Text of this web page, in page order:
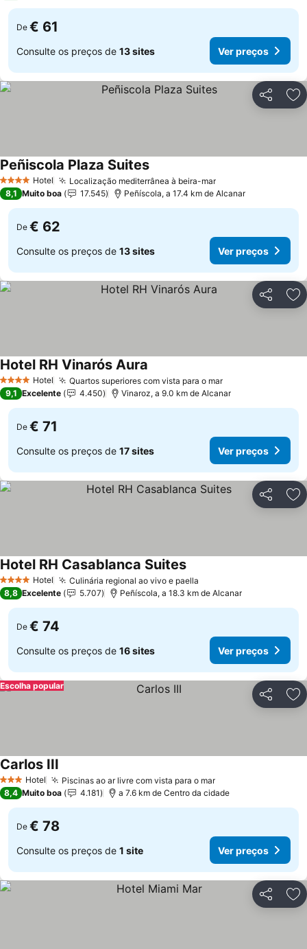
De € 61
Consulte os preços de 13 sites Ver preços
Partilhar
4 EstrelasHotel Localização mediterrânea à beira-mar
Peñiscola Plaza Suites
8,1 Muito boa 17.545 Peñíscola, a 17.4 km de Alcanar
De € 62
Consulte os preços de 13 sites Ver preços
Partilhar
4 EstrelasHotel Quartos superiores com vista para o mar
Hotel RH Vinarós Aura
9,1 Excelente 4.450 Vinaroz, a 9.0 km de Alcanar
De € 71
Consulte os preços de 17 sites Ver preços
Partilhar
4 EstrelasHotel Culinária regional ao vivo e paella
Hotel RH Casablanca Suites
8,8 Excelente 5.707 Peñíscola, a 18.3 km de Alcanar
De € 74
Consulte os preços de 16 sites Ver preços
Partilhar
Escolha popular
3 EstrelasHotel Piscinas ao ar livre com vista para o mar
Carlos III
8,4 Muito boa 4.181 a 7.6 km de Centro da cidade
De € 78
Consulte os preços de 1 site Ver preços
Partilhar